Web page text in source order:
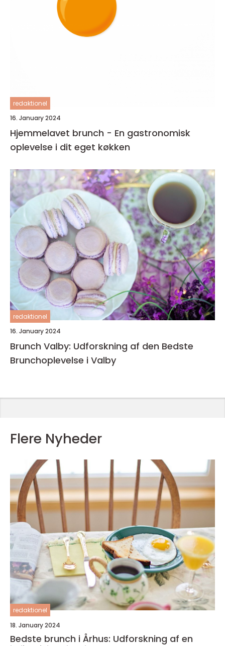
redaktionel
16. January 2024
Hjemmelavet brunch - En gastronomisk
oplevelse i dit eget køkken
redaktionel
16. January 2024
Brunch Valby: Udforskning af den Bedste
Brunchoplevelse i Valby
Flere Nyheder
redaktionel
18. January 2024
Bedste brunch i Århus: Udforskning af en